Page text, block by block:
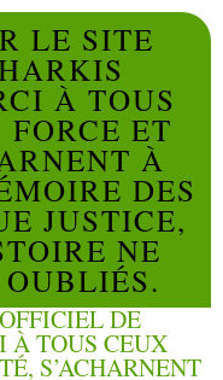
LE SITE
À TOUS
ET
À
DES
JUSTICE,
NE